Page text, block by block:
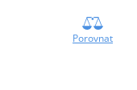
Porovnat